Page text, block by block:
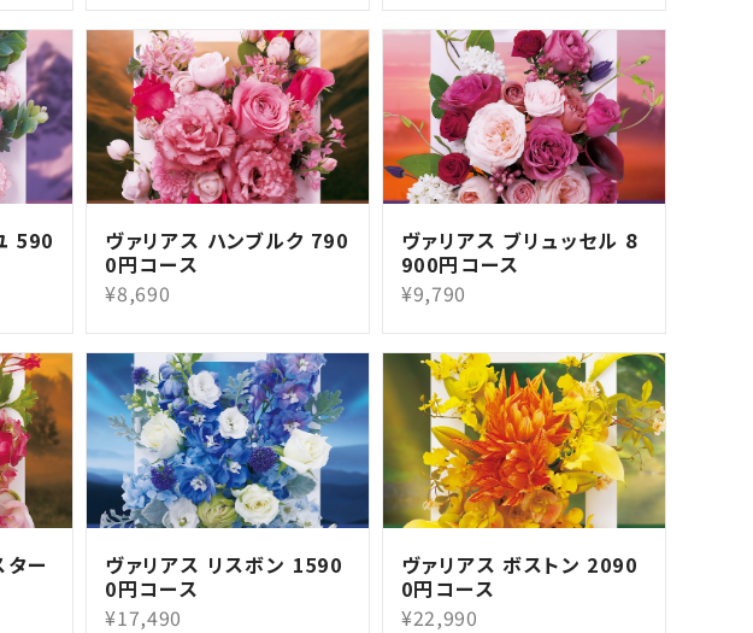
590
ヴァリアス ハンブルク 790
0円コース
¥8,690
ヴァリアス ブリュッセル 8
900円コース
¥9,790
ター
ヴァリアス リスボン 1590
0円コース
¥17,490
ヴァリアス ボストン 2090
0円コース
¥22,990